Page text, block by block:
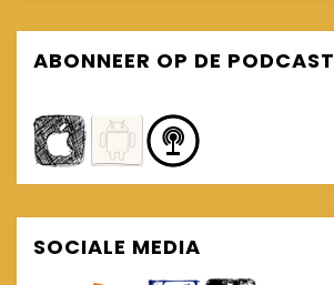
ABONNEER OP DE PODCAST
SOCIALE MEDIA